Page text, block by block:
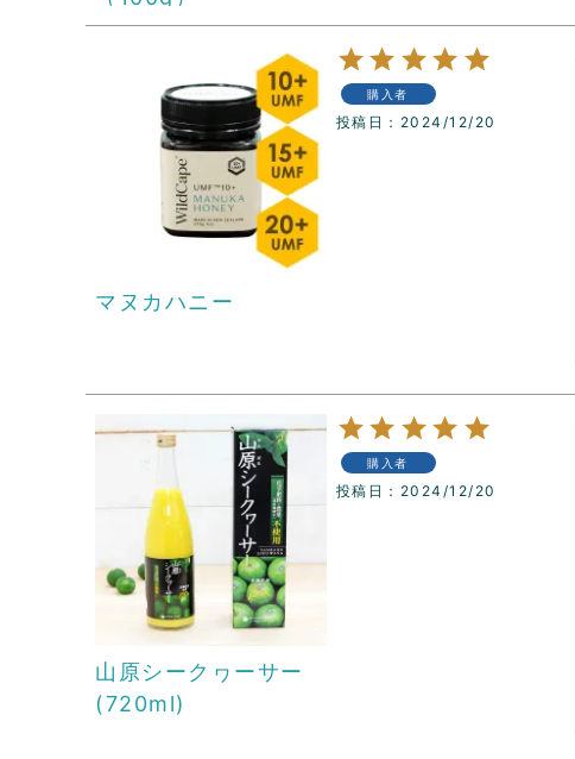
マヌカハニー
購入者
投稿日 2024/12/20
山原シークヮーサー
(720ml)
購入者
投稿日 2024/12/20